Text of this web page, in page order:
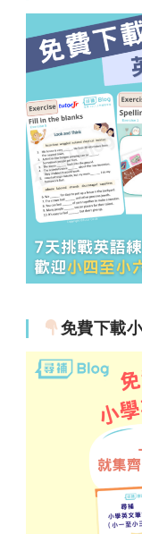
免費下載